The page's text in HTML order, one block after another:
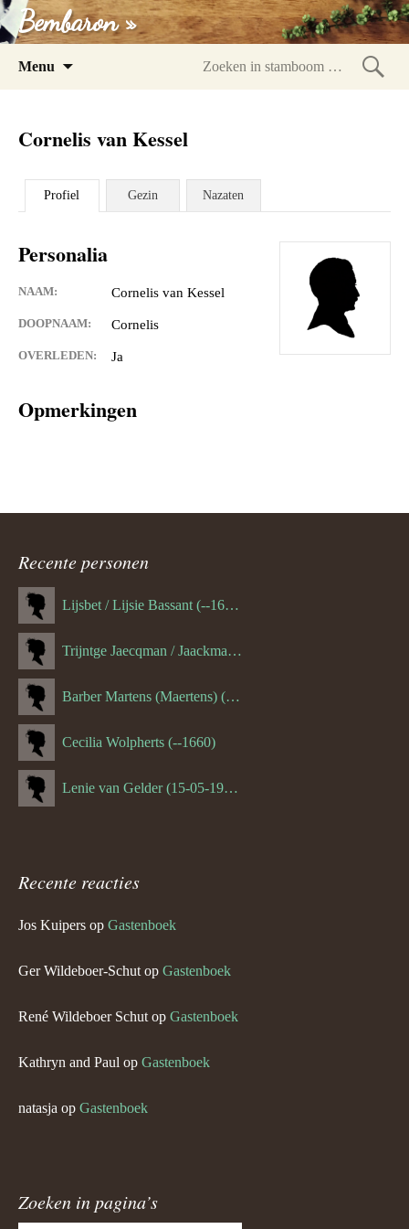
Bembaron »
Menu
Cornelis van Kessel
Profiel Gezin Nazaten
Personalia
NAAM: Cornelis van Kessel
DOOPNAAM: Cornelis
OVERLEDEN: Ja
Opmerkingen
Recente personen
Lijsbet / Lijsie Bassant (--1687)
Trijntge Jaecqman / Jaackman (--1651)
Barber Martens (Maertens) (--1658)
Cecilia Wolpherts (--1660)
Lenie van Gelder (15-05-1970)
Recente reacties
Jos Kuipers op Gastenboek
Ger Wildeboer-Schut op Gastenboek
René Wildeboer Schut op Gastenboek
Kathryn and Paul op Gastenboek
natasja op Gastenboek
Zoeken in pagina’s